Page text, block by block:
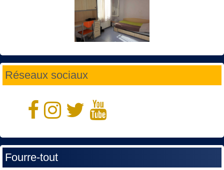
Réseaux sociaux
Fourre-tout